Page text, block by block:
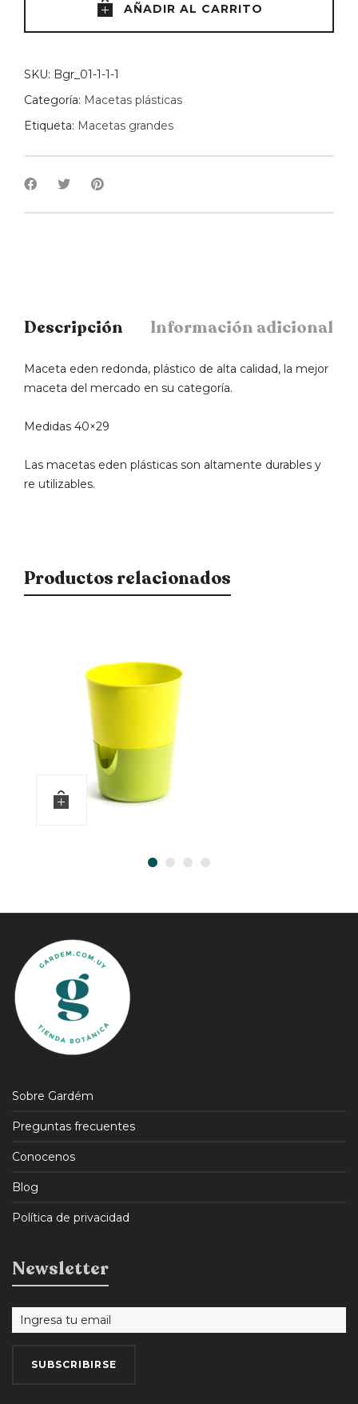
AÑADIR AL CARRITO
SKU: Bgr_01-1-1-1
Categoría: Macetas plásticas
Etiqueta: Macetas grandes
Descripción Información adicional
Maceta eden redonda, plástico de alta calidad, la mejor
maceta del mercado en su categoría.
Medidas 40×29
Las macetas eden plásticas son altamente durables y
re utilizables.
Productos relacionados
Sobre Gardém
Preguntas frecuentes
Conocenos
Blog
Política de privacidad
Newsletter